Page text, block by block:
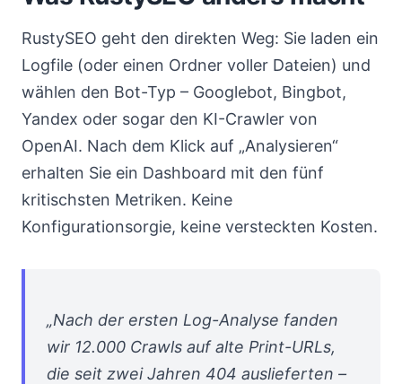
RustySEO geht den direkten Weg: Sie laden ein
Logfile (oder einen Ordner voller Dateien) und
wählen den Bot-Typ – Googlebot, Bingbot,
Yandex oder sogar den KI-Crawler von
OpenAI. Nach dem Klick auf „Analysieren“
erhalten Sie ein Dashboard mit den fünf
kritischsten Metriken. Keine
Konfigurationsorgie, keine versteckten Kosten.
„Nach der ersten Log-Analyse fanden
wir 12.000 Crawls auf alte Print-URLs,
die seit zwei Jahren 404 auslieferten –